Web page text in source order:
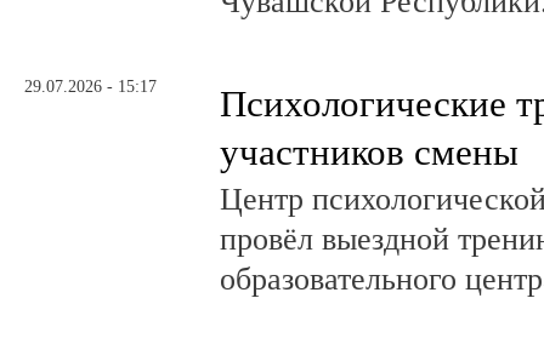
29.07.2026 - 15:17
Психологические
участников смены
Центр
провёл выездной
образовательного